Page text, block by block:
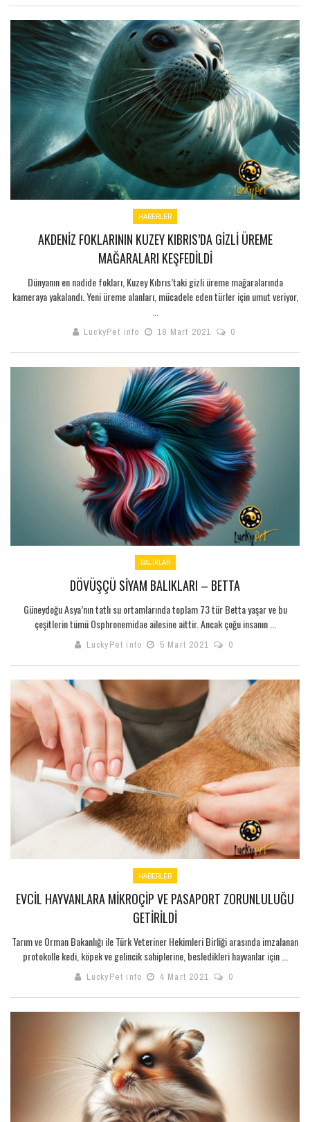
HABERLER
AKDENIZ FOKLARININ KUZEY KIBRIS’DA GIZLI ÜREME
MAĞARALARI KEŞFEDILDI
Dünyanın en nadide fokları, Kuzey Kıbrıs’taki gizli üreme mağaralarında
kameraya yakalandı. Yeni üreme alanları, mücadele eden türler için umut veriyor,
LuckyPet info 18 Mart 2021 0
BALIKLAR
DÖVÜŞÇÜ SIYAM BALIKLARI – BETTA
Güneydoğu Asya’nın tatlı su ortamlarında toplam 73 tür Betta yaşar ve bu
çeşitlerin tümü Osphronemidae ailesine aittir. Ancak çoğu insanın ...
LuckyPet info 5 Mart 2021 0
HABERLER
EVCIL HAYVANLARA MIKROÇIP VE PASAPORT ZORUNLULUĞU
GETIRILDI
Tarım ve Orman Bakanlığı ile Türk Veteriner Hekimleri Birliği arasında imzalanan
protokolle kedi, köpek ve gelincik sahiplerine, besledikleri hayvanlar için ...
LuckyPet info 4 Mart 2021 0